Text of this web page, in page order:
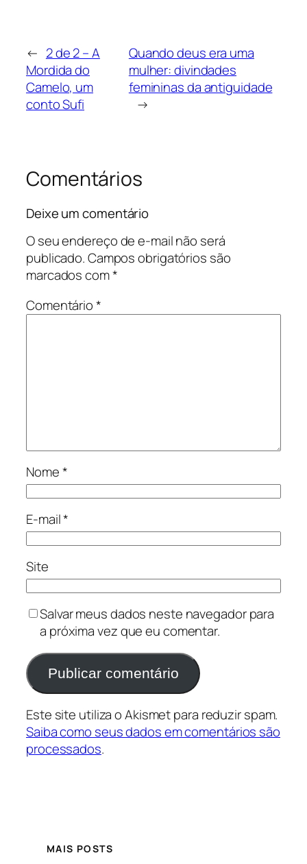
← 2 de 2 – A
Mordida do
Camelo, um
conto Sufi
Quando deus era uma
mulher: divindades
femininas da antiguidade
→
Comentários
Deixe um comentário
O seu endereço de e-mail não será
publicado.Campos obrigatórios são
marcados com*
Comentário*
Nome*
E-mail*
Site
Salvar meus dados neste navegador para
a próxima vez que eu comentar.
Este site utiliza o Akismet para reduzir spam.
Saiba como seus dados em comentários são
processados.
MAIS POSTS